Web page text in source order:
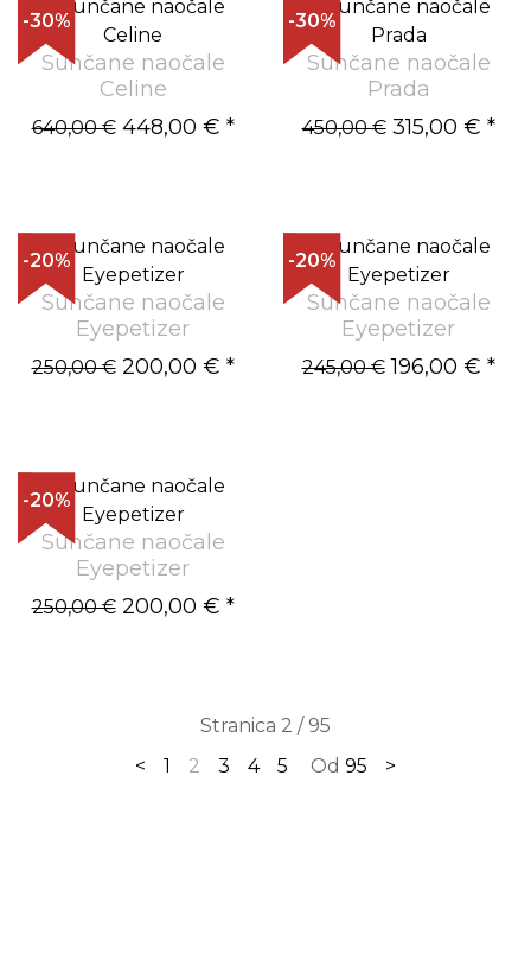
-30%
Sunčane naočale
Celine
640,00 €448,00 € *
-30%
Sunčane naočale
Prada
450,00 €315,00 € *
-20%
Sunčane naočale
Eyepetizer
250,00 €200,00 € *
-20%
Sunčane naočale
Eyepetizer
245,00 €196,00 € *
-20%
Sunčane naočale
Eyepetizer
250,00 €200,00 € *
Stranica 2 / 95
<
1 2 3 4 5 Od 95 >